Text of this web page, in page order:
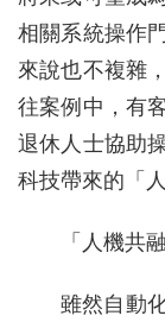
相關系統操作
來說也不複雜
往案例中，有
退休人士協助
科技帶來的「
「人機共
雖然自動